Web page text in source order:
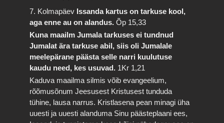
7. Kolmapäev Issanda kartus on tarkuse kool,
aga enne au on alandus.Õp 15,33
Kuna maailm Jumala tarkuses ei tundnud
Jumalat ära tarkuse abil, siis oli Jumalale
meelepärane päästa selle narri kuulutuse
kaudu need, kes usuvad. 1Kr 1,21
Kaduva maailma silmis võib evangeelium,
rõõmusõnum Jeesusest Kristusest tunduda
tühine, lausa narrus. Kristlasena pean minagi üha
uuesti ja uuesti alanduma Sinu päästeplaani ees,